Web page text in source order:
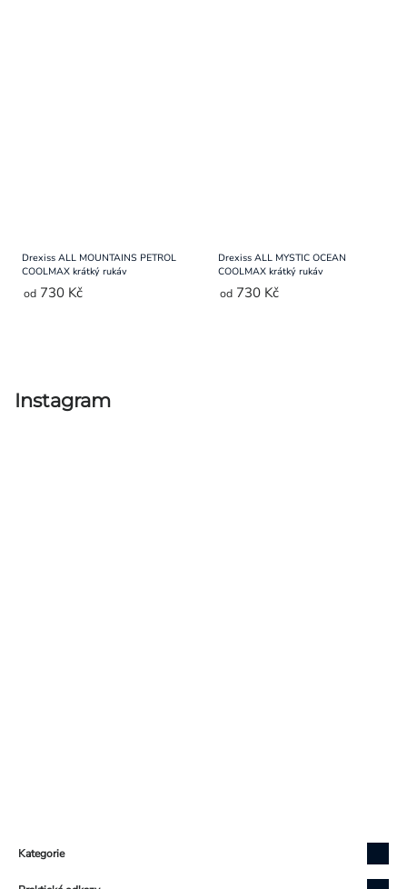
Drexiss ALL MOUNTAINS PETROL
COOLMAX krátký rukáv
od 730 Kč
Drexiss ALL MYSTIC OCEAN
COOLMAX krátký rukáv
od 730 Kč
výpisu
Instagram
Kategorie